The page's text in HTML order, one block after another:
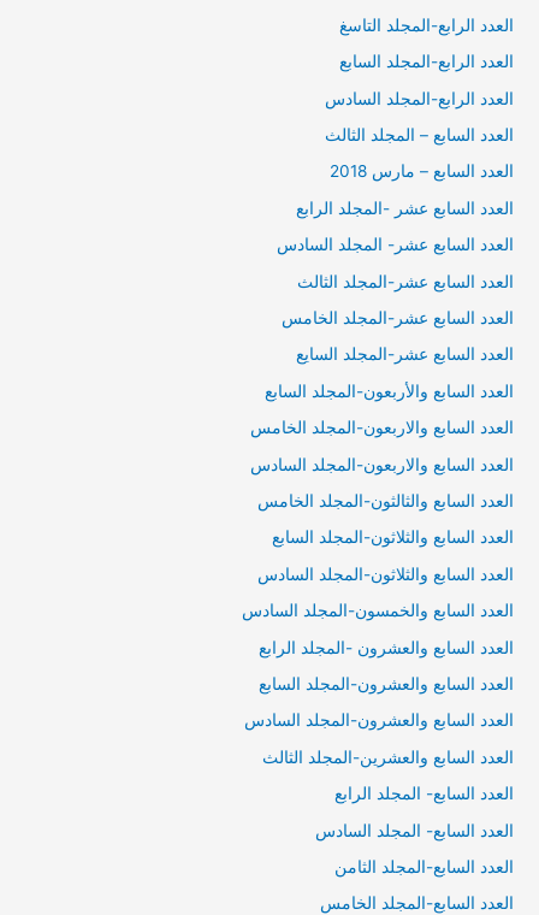
العدد الرابع-المجلد التاسغ
العدد الرابع-المجلد السابع
العدد الرابع-المجلد السادس
العدد السابع – المجلد الثالث
العدد السابع – مارس 2018
العدد السابع عشر -المجلد الرابع
العدد السابع عشر- المجلد السادس
العدد السابع عشر-المجلد الثالث
العدد السابع عشر-المجلد الخامس
العدد السابع عشر-المجلد السايع
العدد السابع والأربعون-المجلد السابع
العدد السابع والاربعون-المجلد الخامس
العدد السابع والاربعون-المجلد السادس
العدد السابع والثالثون-المجلد الخامس
العدد السابع والثلاثون-المجلد السابع
العدد السابع والثلاثون-المجلد السادس
العدد السابع والخمسون-المجلد السادس
العدد السابع والعشرون -المجلد الرابع
العدد السابع والعشرون-المجلد السابع
العدد السابع والعشرون-المجلد السادس
العدد السابع والعشرين-المجلد الثالث
العدد السابع- المجلد الرابع
العدد السابع- المجلد السادس
العدد السابع-المجلد الثامن
العدد السابع-المجلد الخامس